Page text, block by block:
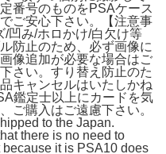
番号のものをPSAケース
ご安心下さい。【注意事
凹み/ホロかけ/白欠け等
防止のため、必ず画像に
像追加が必要な場合はご
さい。すり替え防止のた
キャンセルはいたしかね
鑑定士以上にカードを気
ご購入はご遠慮下さい。
to the Japan.
there is no need to
it is PSA10 does